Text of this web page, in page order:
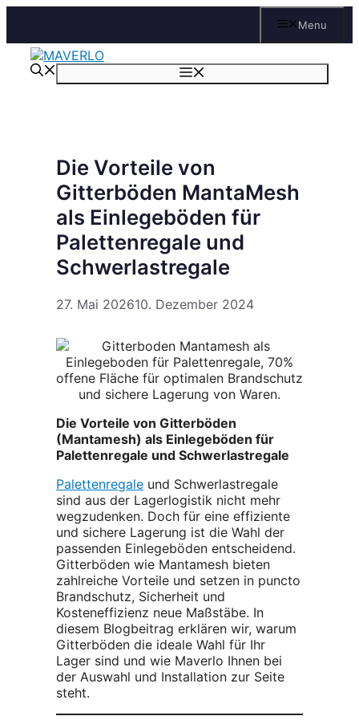
springen
Menu
Die Vorteile von
Gitterböden MantaMesh
als Einlegeböden für
Palettenregale und
Schwerlastregale
27. Mai 202610. Dezember 2024
Die Vorteile von Gitterböden
(Mantamesh) als Einlegeböden für
Palettenregale und Schwerlastregale
Palettenregale und Schwerlastregale
sind aus der Lagerlogistik nicht mehr
wegzudenken. Doch für eine effiziente
und sichere Lagerung ist die Wahl der
passenden Einlegeböden entscheidend.
Gitterböden wie Mantamesh bieten
zahlreiche Vorteile und setzen in puncto
Brandschutz, Sicherheit und
Kosteneffizienz neue Maßstäbe. In
diesem Blogbeitrag erklären wir, warum
Gitterböden die ideale Wahl für Ihr
Lager sind und wie Maverlo Ihnen bei
der Auswahl und Installation zur Seite
steht.